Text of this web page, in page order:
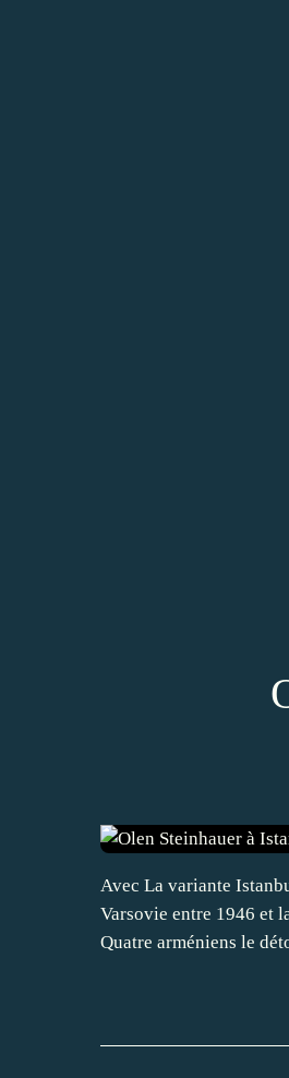
Avec La variante
Varsovie entre 1946 et
Quatre arméniens le